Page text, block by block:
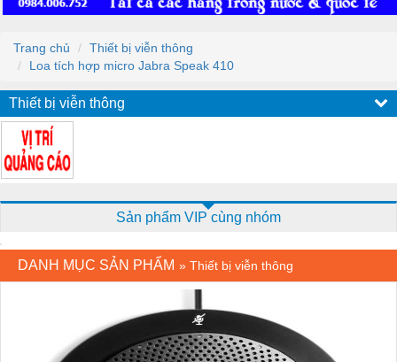
Trang chủ
Thiết bị viễn thông
Loa tích hợp micro Jabra Speak 410
Thiết bị viễn thông
Sản phẩm VIP cùng nhóm
DANH MỤC SẢN PHẨM » Thiết bị viễn thông